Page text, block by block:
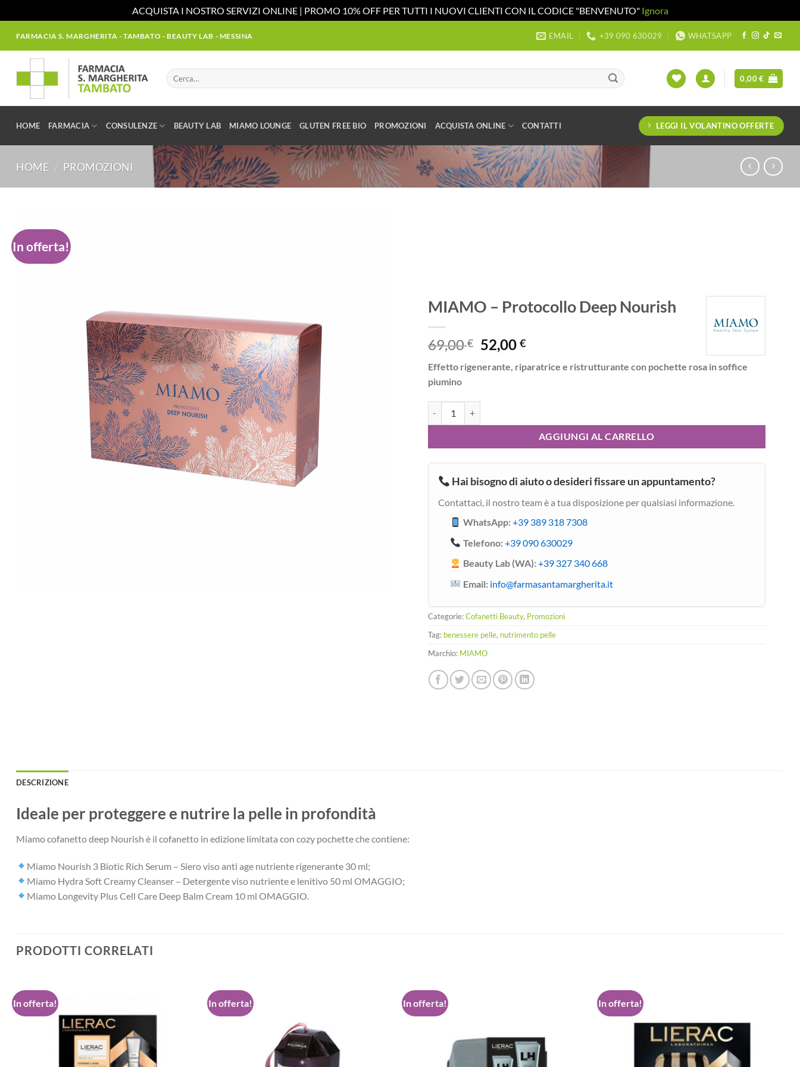
ACQUISTA I NOSTRO SERVIZI ONLINE | PROMO 10% OFF PER TUTTI I NUOVI CLIENTI CON IL CODICE "BENVENUTO" Ignora
contenuti
FARMACIA S. MARGHERITA - TAMBATO - BEAUTY LAB - MESSINA EMAIL +39 090 630029 WHATSAPP
Cerca:
0,00€
HOME FARMACIA CONSULENZE BEAUTY LAB MIAMO LOUNGE GLUTEN FREE BIO PROMOZIONI ACQUISTA ONLINE CONTATTI LEGGI IL VOLANTINO OFFERTE
HOME / PROMOZIONI
In offerta!
MIAMO – Protocollo Deep Nourish
69,00€
Il
prezzo
originale
69,00 €.
52,00 €Il
attuale
Effetto rigenerante, riparatrice e ristrutturante con pochette rosa in soffice
piumino
AGGIUNGI AL CARRELLO
Hai bisogno di aiuto o desideri fissare un appuntamento?
Contattaci, il nostro team è a tua disposizione per qualsiasi informazione.
WhatsApp:+39 389 318 7308
Telefono:+39 090 630029
Beauty Lab (WA):+39 327 340 668
Email: info@farmasantamargherita.it
Categorie:Cofanetti Beauty, Promozioni
Tag: benessere pelle, nutrimento pelle
Marchio: MIAMO
DESCRIZIONE
Ideale per proteggere e nutrire la pelle in profondità
Miamo cofanetto deep Nourish è il cofanetto in edizione limitata con cozy pochette che contiene:
Miamo Nourish 3 Biotic Rich Serum – Siero viso anti age nutriente rigenerante 30 ml;
Miamo Hydra Soft Creamy Cleanser – Detergente viso nutriente e lenitivo 50 ml OMAGGIO;
Miamo Longevity Plus Cell Care Deep Balm Cream 10 ml OMAGGIO.
PRODOTTI CORRELATI
In offerta! In offerta! In offerta! In offerta!